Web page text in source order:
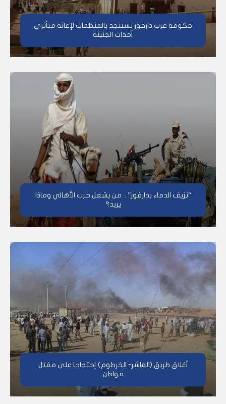
حكومة غرب دارفور تستنجد بالمنظمات لإغاثة متأثري
أحداث الجنينة
“نزيف الدماء بدارفور” .. من يشعل حرب الأهالي وماذا
يريد؟
أغلاق طريق (الفاشر- الخرطوم) إحتجاجا على مقتل
مواطن